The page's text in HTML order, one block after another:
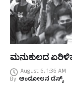
ಮನುಕುಲದ
August 6, 1:36 AM
By ಆಂದೋಲನ ಡೆಸ್ಕ್